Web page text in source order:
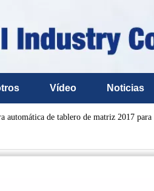
Vídeo Noticias
automática de tablero de matriz 2017 para